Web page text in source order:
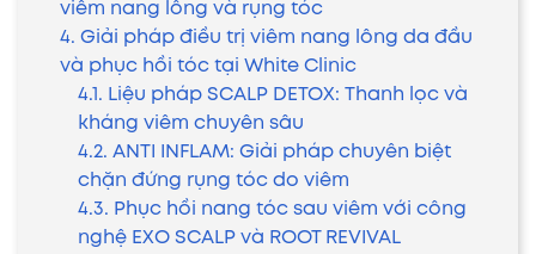
viêm nang lông và rụng tóc
4. Giải pháp điều trị viêm nang lông da đầu
và phục hồi tóc tại White Clinic
4.1. Liệu pháp SCALP DETOX: Thanh lọc và
kháng viêm chuyên sâu
4.2. ANTI INFLAM: Giải pháp chuyên biệt
chặn đứng rụng tóc do viêm
4.3. Phục hồi nang tóc sau viêm với công
nghệ EXO SCALP và ROOT REVIVAL